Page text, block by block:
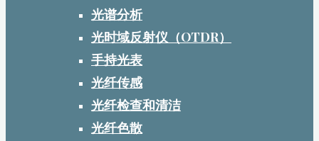
光谱分析
光时域反射仪（OTDR）
手持光表
光纤传感
光纤检查和清洁
光纤色散